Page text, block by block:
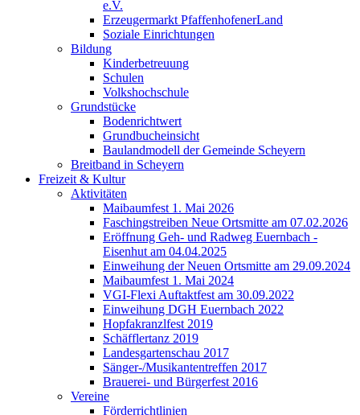
e.V.
Erzeugermarkt PfaffenhofenerLand
Soziale Einrichtungen
Bildung
Kinderbetreuung
Schulen
Volkshochschule
Grundstücke
Bodenrichtwert
Grundbucheinsicht
Baulandmodell der Gemeinde Scheyern
Breitband in Scheyern
Freizeit & Kultur
Aktivitäten
Maibaumfest 1. Mai 2026
Faschingstreiben Neue Ortsmitte am 07.02.2026
Eröffnung Geh- und Radweg Euernbach -
Eisenhut am 04.04.2025
Einweihung der Neuen Ortsmitte am 29.09.2024
Maibaumfest 1. Mai 2024
VGI-Flexi Auftaktfest am 30.09.2022
Einweihung DGH Euernbach 2022
Hopfakranzlfest 2019
Schäfflertanz 2019
Landesgartenschau 2017
Sänger-/Musikantentreffen 2017
Brauerei- und Bürgerfest 2016
Vereine
Förderrichtlinien